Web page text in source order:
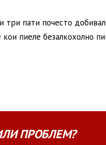
три пати почесто
пиеле безалкохолно
ПРОБЛЕМ?